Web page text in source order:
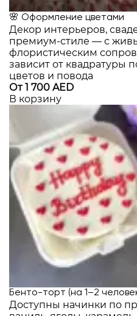
🌸 Оформление цветами
Декор интерьеров,
премиум-стиле — с
флористическим
зависит от квадратуры
цветов и повода
От 1 700 AED
В корзину
Бенто-торт (на 1–2
Доступны начинки по